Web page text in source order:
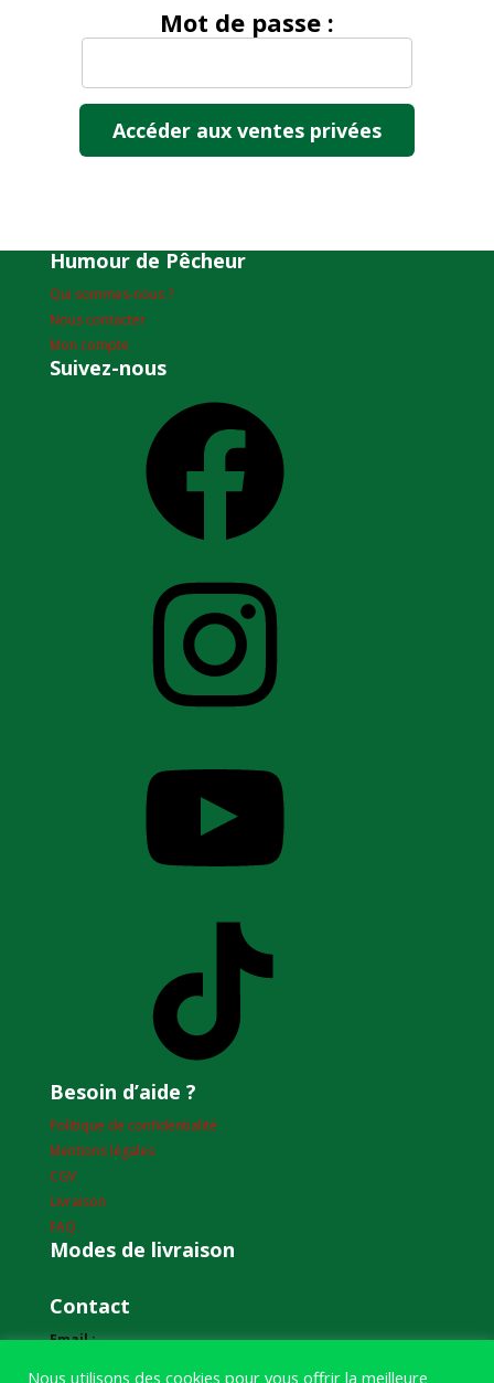
Mot de passe :
Humour de Pêcheur
Qui sommes-nous ?
Nous contacter
Mon compte
Suivez-nous
Besoin d’aide ?
Politique de confidentialité
Mentions légales
CGV
Livraison
FAQ
Modes de livraison
Contact
Email :
Nous utilisons des cookies pour vous offrir la meilleure